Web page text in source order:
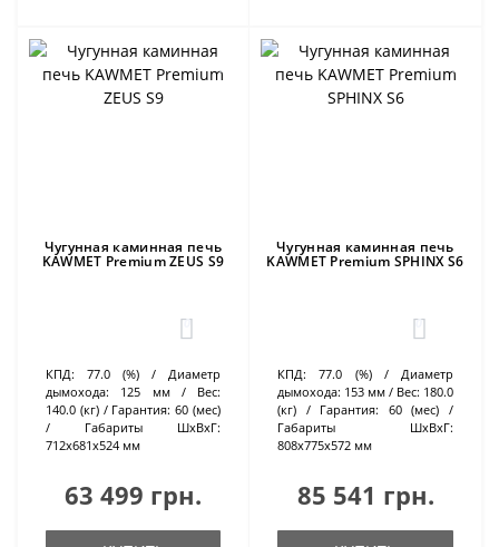
Чугунная каминная печь
KAWMET Premium ZEUS S9
0
КПД: 77.0 (%)
Диаметр
дымохода:
125 мм
Вес:
140.0 (кг)
Гарантия: 60 (мес)
Габариты ШхВхГ:
712х681х524 мм
63 499 грн.
Чугунная каминная печь
KAWMET Premium SPHINX S6
0
КПД: 77.0 (%)
Диаметр
дымохода: 153 мм Вес: 180.0
(кг)
Гарантия:
60 (мес)
Габариты ШхВхГ:
808х775х572 мм
85 541 грн.